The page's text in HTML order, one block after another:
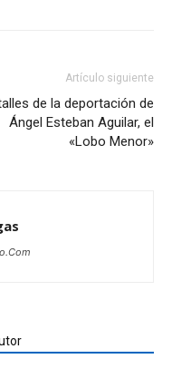
Artículo siguiente
de la deportación de
Ángel Esteban Aguilar, el
«Lobo Menor»